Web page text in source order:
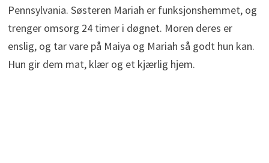
Pennsylvania. Søsteren Mariah er funksjonshemmet, og
trenger omsorg 24 timer i døgnet. Moren deres er
enslig, og tar vare på Maiya og Mariah så godt hun kan.
Hun gir dem mat, klær og et kjærlig hjem.